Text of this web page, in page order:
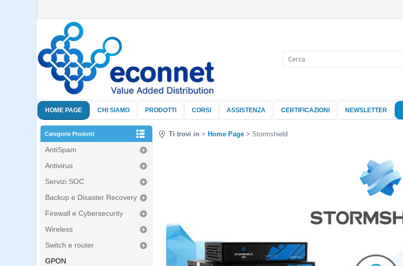
HOME PAGE CHI SIAMO PRODOTTI CORSI ASSISTENZA CERTIFICAZIONI NEWSLETTER
Categorie Prodotti
AntiSpam
Antivirus
Servizi SOC
Backup e Disaster Recovery
Firewall e Cybersecurity
Wireless
Switch e router
GPON
Ti trovi in Home Page Stormshield